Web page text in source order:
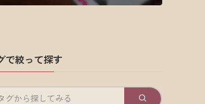
で絞って探す
グから探してみる